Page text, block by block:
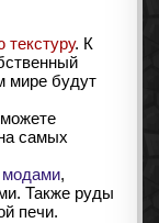
текстуру. К
мире будут
самых
модами,
Также руды
печи.